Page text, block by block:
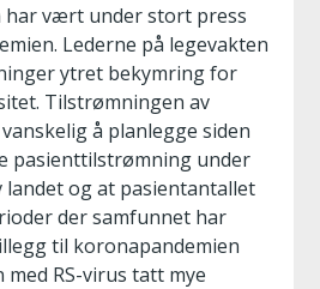
har vært under stort press
Lederne på legevakten
ytret bekymring for
Tilstrømningen av
å planlegge siden
pasienttilstrømning under
landet og at pasientantallet
der samfunnet har
til koronapandemien
RS-virus tatt mye